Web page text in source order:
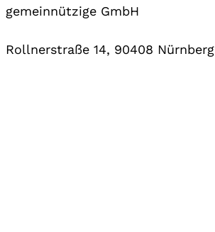
gemeinnützige GmbH
Rollnerstraße 14, 90408 Nürnberg